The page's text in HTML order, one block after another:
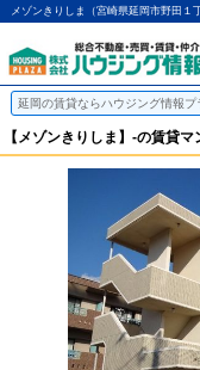
延岡の賃貸ならハウジング情報プ
【メゾンきりしま】-の賃貸